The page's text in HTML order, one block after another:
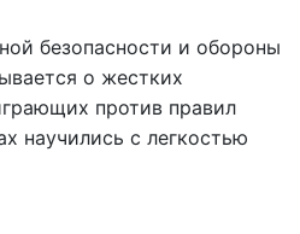
безопасности и обороны
о жестких
против правил
научились с легкостью